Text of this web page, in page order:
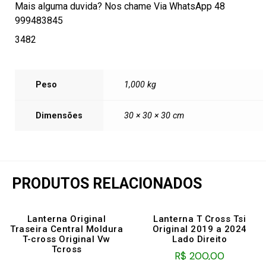
Mais alguma duvida? Nos chame Via WhatsApp 48
999483845
3482
Peso 1,000 kg
Dimensões 30 × 30 × 30 cm
PRODUTOS RELACIONADOS
Lanterna Original
Traseira Central Moldura
T-cross Original Vw
Tcross
Lanterna T Cross Tsi
Original 2019 a 2024
Lado Direito
R$ 200,00